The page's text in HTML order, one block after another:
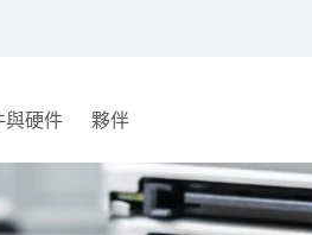
與硬件 夥伴